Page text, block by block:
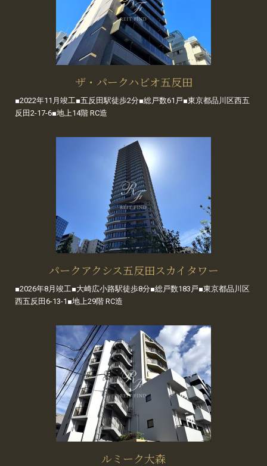
ザ・パークハビオ五反田
■2022年11月竣工■五反田駅徒歩2分■総戸数61戸■東京都品川区西五
反田2-17-6■地上14階 RC造
パークアクシス五反田スカイタワー
■2026年8月竣工■大崎広小路駅徒歩8分■総戸数183戸■東京都品川区
西五反田6-13-1■地上29階 RC造
ルミーク大森